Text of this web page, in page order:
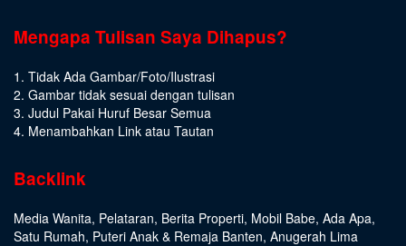
Mengapa Tulisan Saya Dihapus?
1. Tidak Ada Gambar/Foto/Ilustrasi
2. Gambar tidak sesuai dengan tulisan
3. Judul Pakai Huruf Besar Semua
4. Menambahkan Link atau Tautan
Backlink
Media Wanita, Pelataran, Berita Properti, Mobil Babe, Ada Apa,
Satu Rumah, Puteri Anak & Remaja Banten, Anugerah Lima